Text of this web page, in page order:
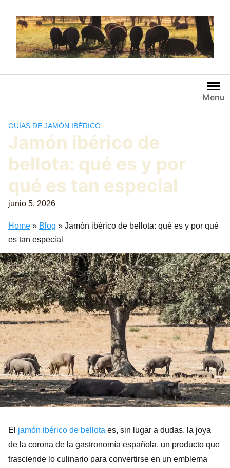
contenido
Menu
GUÍAS DE JAMÓN IBÉRICO
Jamón ibérico de
bellota: qué es y por
qué es tan especial
junio 5, 2026
Home » Blog » Jamón ibérico de bellota: qué es y por qué
es tan especial
El jamón ibérico de bellota es, sin lugar a dudas, la joya
de la corona de la gastronomía española, un producto que
trasciende lo culinario para convertirse en un emblema